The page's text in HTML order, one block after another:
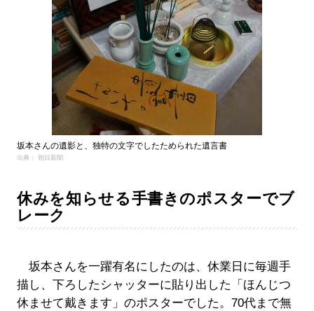
坂本さんの遺影と、独特の文字でしたためられた遺言書
出典： 朝日新聞
休みを知らせる手書きのポスターでブ
レーク
坂本さんを一躍有名にしたのは、休業日に毎週手
描し、下ろしたシャッターに貼り出した「ほんじつ
休ませて戴きます」のポスターでした。70代まで無